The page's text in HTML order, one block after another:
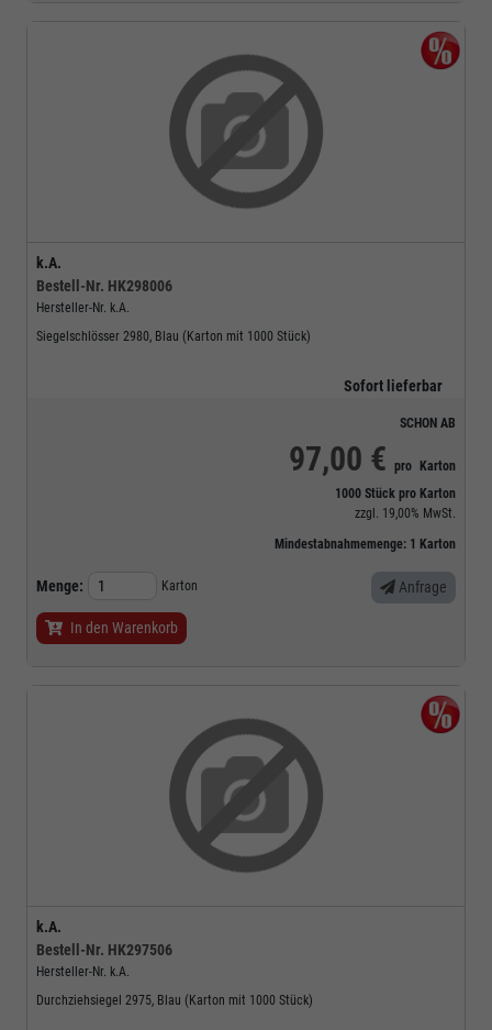
k.A.
Bestell-Nr. HK298006
Hersteller-Nr. k.A.
Siegelschlösser 2980, Blau (Karton mit 1000 Stück)
Sofort lieferbar
SCHON AB
97,00 € pro
Karton
1000 Stück pro Karton
zzgl. 19,00% MwSt.
Mindestabnahmemenge: 1 Karton
Menge: Karton Anfrage
In den Warenkorb
k.A.
Bestell-Nr. HK297506
Hersteller-Nr. k.A.
Durchziehsiegel 2975, Blau (Karton mit 1000 Stück)